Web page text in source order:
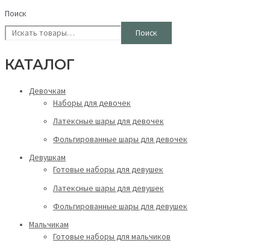
Поиск
Поиск
КАТАЛОГ
Девочкам
Наборы для девочек
Латексные шары для девочек
Фольгированные шары для девочек
Девушкам
Готовые наборы для девушек
Латексные шары для девушек
Фольгированные шары для девушек
Мальчикам
Готовые наборы для мальчиков